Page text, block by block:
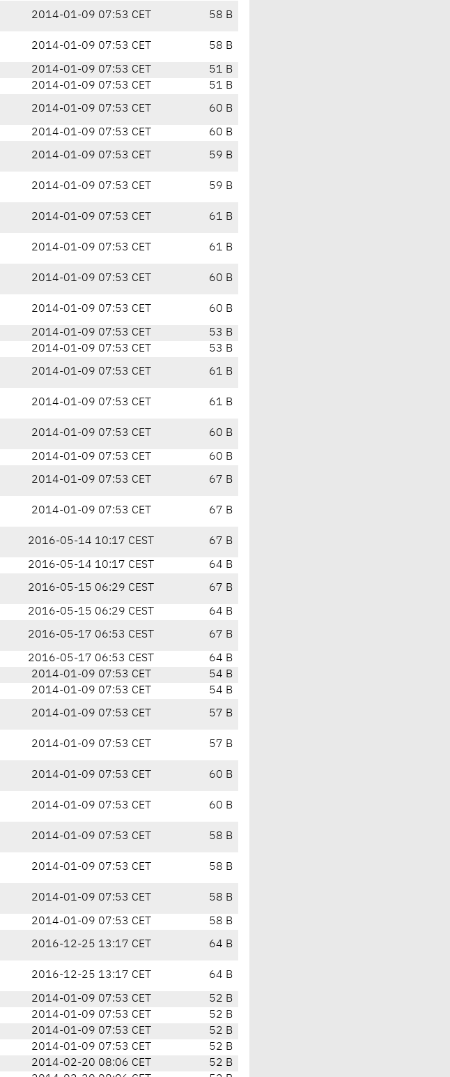
2014-01-09 07:53 CET 58 B
2014-01-09 07:53 CET 58 B
2014-01-09 07:53 CET
51 B
2014-01-09 07:53 CET
51 B
2014-01-09 07:53 CET 60 B
2014-01-09 07:53 CET
60 B
2014-01-09 07:53 CET 59 B
2014-01-09 07:53 CET 59 B
2014-01-09 07:53 CET 61 B
2014-01-09 07:53 CET 61 B
2014-01-09 07:53 CET 60 B
2014-01-09 07:53 CET 60 B
2014-01-09 07:53 CET
53 B
2014-01-09 07:53 CET
53 B
2014-01-09 07:53 CET 61 B
2014-01-09 07:53 CET 61 B
2014-01-09 07:53 CET 60 B
2014-01-09 07:53 CET
60 B
2014-01-09 07:53 CET 67 B
2014-01-09 07:53 CET 67 B
2016-05-14 10:17 CEST 67 B
2016-05-14 10:17 CEST
64 B
2016-05-15 06:29 CEST 67 B
2016-05-15 06:29 CEST
64 B
2016-05-17 06:53 CEST 67 B
2016-05-17 06:53 CEST
64 B
2014-01-09 07:53 CET
54 B
2014-01-09 07:53 CET
54 B
2014-01-09 07:53 CET 57 B
2014-01-09 07:53 CET 57 B
2014-01-09 07:53 CET 60 B
2014-01-09 07:53 CET 60 B
2014-01-09 07:53 CET 58 B
2014-01-09 07:53 CET 58 B
2014-01-09 07:53 CET 58 B
2014-01-09 07:53 CET
58 B
2016-12-25 13:17 CET 64 B
2016-12-25 13:17 CET 64 B
2014-01-09 07:53 CET
52 B
2014-01-09 07:53 CET
52 B
2014-01-09 07:53 CET
52 B
2014-01-09 07:53 CET
52 B
2014-02-20 08:06 CET
52 B